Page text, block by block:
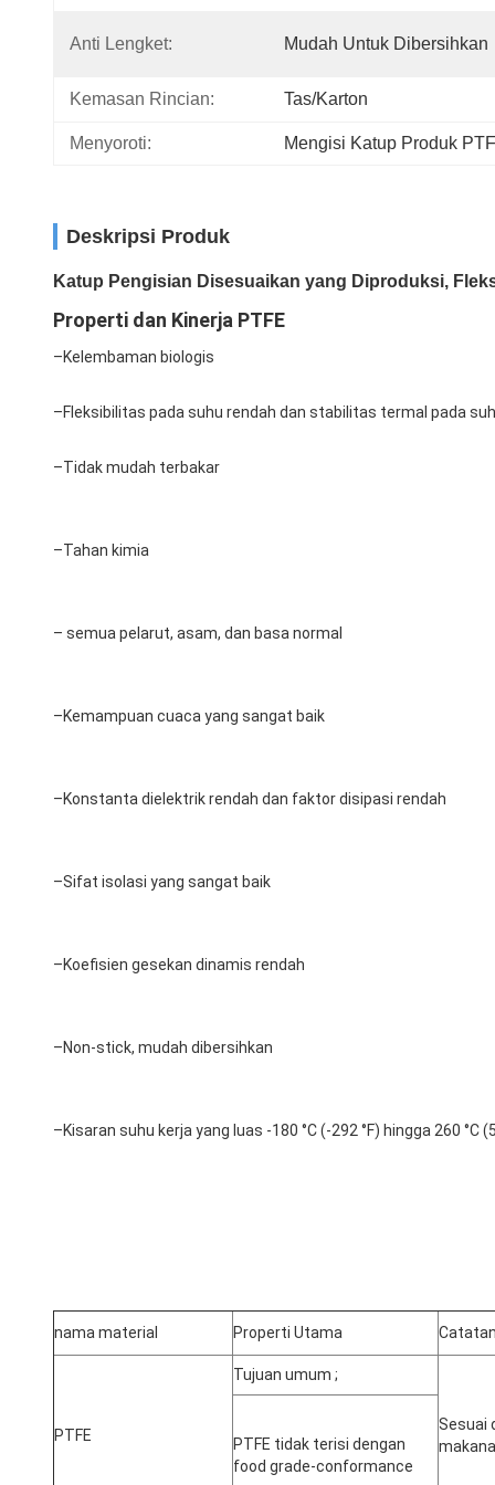
Anti Lengket: Mudah Untuk Dibersihkan
Kemasan Rincian: Tas/karton
Menyoroti: Mengisi Katup Produk
Deskripsi Produk
Katup Pengisian Disesuaikan yang Diproduksi,
Properti dan Kinerja PTFE
–Kelembaman biologis
–Fleksibilitas pada suhu rendah dan stabilitas termal pada
–Tidak mudah terbakar
–Tahan kimia
– semua pelarut, asam, dan basa normal
–Kemampuan cuaca yang sangat baik
–Konstanta dielektrik rendah dan faktor disipasi rendah
–Sifat isolasi yang sangat baik
–Koefisien gesekan dinamis rendah
–Non-stick, mudah dibersihkan
–Kisaran suhu kerja yang luas -180 °C (-292 °F) hingga 260 °C
nama material Properti Utama
PTFE
Tujuan umum ;
Sesuai
PTFE tidak terisi dengan
food grade-conformance